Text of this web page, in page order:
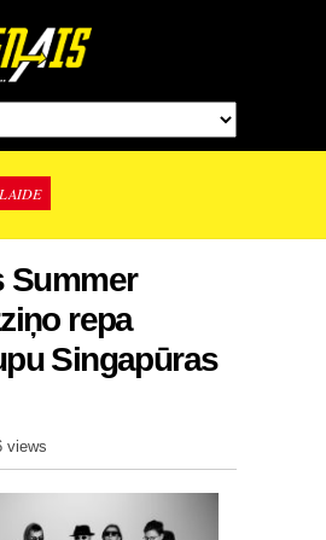
Summer
repa
Singapūras
views